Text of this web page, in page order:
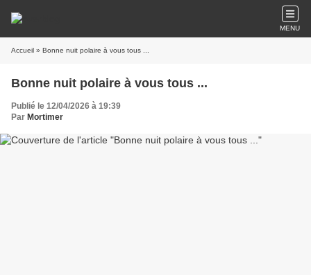
MENU
Accueil » Bonne nuit polaire à vous tous ...
Bonne nuit polaire à vous tous ...
Publié le 12/04/2026 à 19:39
Par Mortimer